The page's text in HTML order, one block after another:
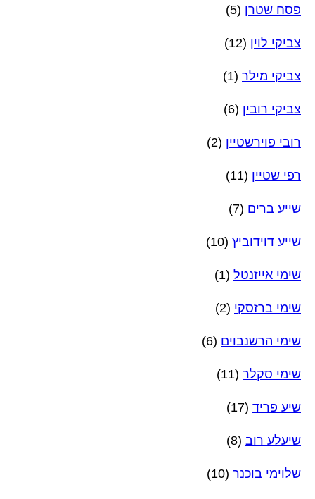
פסח שטרן (5)
צביקי לוין (12)
צביקי מילר (1)
צביקי רובין (6)
רובי פוירשטיין (2)
רפי שטיין (11)
שייע ברים (7)
שייע דוידוביץ (10)
שימי אייזנטל (1)
שימי ברזסקי (2)
שימי הרשנבוים (6)
שימי סקלר (11)
שיע פריד (17)
שיעלע רוב (8)
שלוימי בוכנר (10)